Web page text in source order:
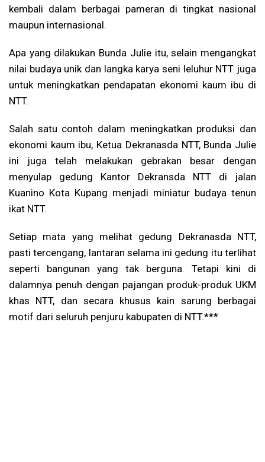
kembali dalam berbagai pameran di tingkat nasional
maupun internasional.
Apa yang dilakukan Bunda Julie itu, selain mengangkat
nilai budaya unik dan langka karya seni leluhur NTT juga
untuk meningkatkan pendapatan ekonomi kaum ibu di
NTT.
Salah satu contoh dalam meningkatkan produksi dan
ekonomi kaum ibu, Ketua Dekranasda NTT, Bunda Julie
ini juga telah melakukan gebrakan besar dengan
menyulap gedung Kantor Dekransda NTT di jalan
Kuanino Kota Kupang menjadi miniatur budaya tenun
ikat NTT.
Setiap mata yang melihat gedung Dekranasda NTT,
pasti tercengang, lantaran selama ini gedung itu terlihat
seperti bangunan yang tak berguna. Tetapi kini di
dalamnya penuh dengan pajangan produk-produk UKM
khas NTT, dan secara khusus kain sarung berbagai
motif dari seluruh penjuru kabupaten di NTT.***